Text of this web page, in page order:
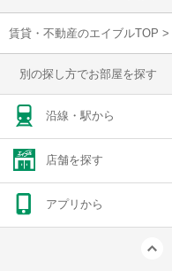
賃貸・不動産のエイブルTOP >
別の探し方でお部屋を探す
沿線・駅から
店舗を探す
アプリから